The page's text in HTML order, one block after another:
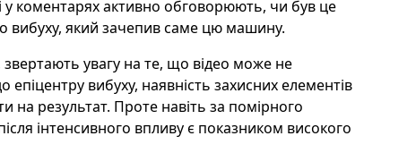
у коментарях активно обговорюють, чи був це
вибуху, який зачепив саме цю машину.
увагу на те, що відео може не
епіцентру вибуху, наявність захисних елементів
на результат. Проте навіть за помірного
інтенсивного впливу є показником високого